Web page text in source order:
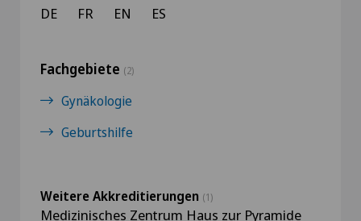
DE FR EN ES
Fachgebiete (2)
Gynäkologie
Geburtshilfe
Weitere Akkreditierungen (1)
Medizinisches Zentrum Haus zur Pyramide